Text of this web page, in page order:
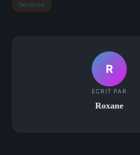
Services
R
ECRIT PAR
Roxane